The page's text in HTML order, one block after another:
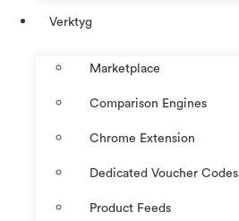
Verktyg
Marketplace
Comparison Engines
Chrome Extension
Dedicated Voucher Codes
Product Feeds